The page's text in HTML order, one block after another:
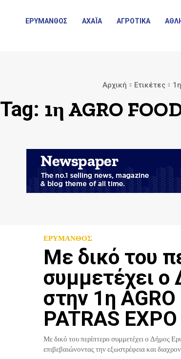
ΕΡΥΜΑΝΘΟΣ ΑΧΑΪΑ ΑΓΡΟΤΙΚΑ
Αρχική Ετικέτες
Tag: 1η AGRO
ΕΡΥΜΑΝΘΟΣ
Με δικό του
συμμετέχει
στην 1η
PATRAS EXPO
Με δικό του περίπτερο συμμετέχει ο
επιβεβαιώνοντας την εξωστρέφεια και